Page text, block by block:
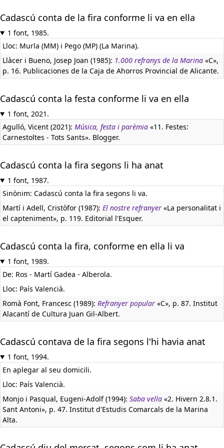
Cadascú conta de la fira conforme li va en ella
1 font, 1985.
Lloc: Murla (MM) i Pego (MP) (La Marina).
Llàcer i Bueno, Josep Joan (1985): 1.000 refranys de la Marina «C»,
p. 16. Publicaciones de la Caja de Ahorros Provincial de Alicante.
Cadascú conta la festa conforme li va en ella
1 font, 2021.
Agulló, Vicent (2021): Música, festa i parèmia «11. Festes:
Carnestoltes - Tots Sants». Blogger.
Cadascú conta la fira segons li ha anat
1 font, 1987.
Sinònim: Cadascú conta la fira segons li va.
Martí i Adell, Cristòfor (1987): El nostre refranyer «La personalitat i
el capteniment», p. 119. Editorial l'Esquer.
Cadascú conta la fira, conforme en ella li va
1 font, 1989.
De: Ros - Martí Gadea - Alberola.
Lloc: País Valencià.
Romà Font, Francesc (1989): Refranyer popular «C», p. 87. Institut
Alacantí de Cultura Juan Gil-Albert.
Cadascú contava de la fira segons l'hi havia anat
1 font, 1994.
En aplegar al seu domicili.
Lloc: País Valencià.
Monjo i Pasqual, Eugeni-Adolf (1994): Saba vella «2. Hivern 2.8.1.
Sant Antoni», p. 47. Institut d'Estudis Comarcals de la Marina
Alta.